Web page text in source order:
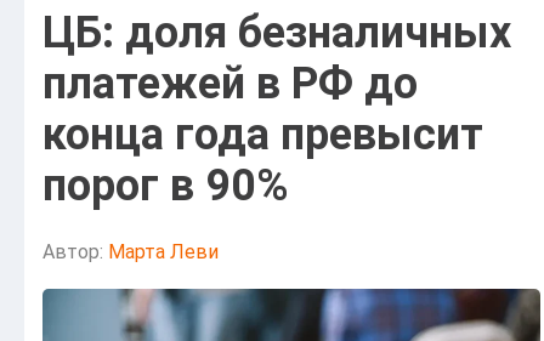
ЦБ: доля безналичных
платежей в РФ до
конца года превысит
порог в 90%
Автор: Марта Леви